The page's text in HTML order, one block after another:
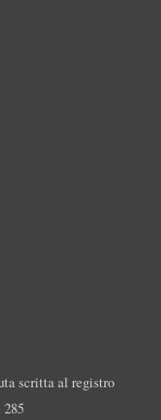
scritta al registro
285